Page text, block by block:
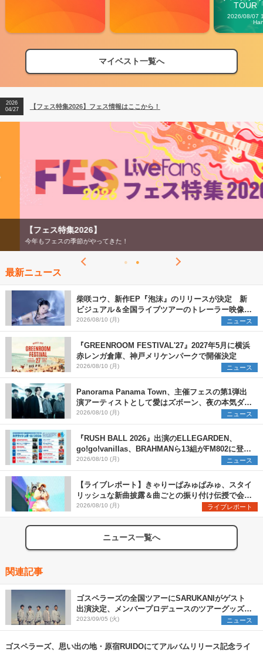
TOUR
2026/08/07
マイベスト一覧へ
【フェス特集2026】フェス情報はここから！
【ライブ動員ランキング】2026年上半期編発表！
2026
04/27
【フェス特集2026】フェス情報はここから！
2026
【ライブ動員ランキング】2026年上半期編発表！
【フェス特集2026】
今年もフェスの季節がやってきた！
最新ニュース
柴咲コウ、新作EP『泡沫』のリリースが決定 新
ビジュアル＆全国ライブツアーのトレーラー映像が
一部解禁【コメントあり】
2026/08/10 (月) ニュース
『GREENROOM FESTIVAL'27』2027年5月に横浜
赤レンガ倉庫、神戸メリケンパークで開催決定
2026/08/10 (月) ニュース
Panorama Panama Town、主催フェスの第1弾出
演アーティストとして愛はズボーン、夜の本気ダン
スらを発表 「plus∈you」のMVも公開に
2026/08/10 (月) ニュース
『RUSH BALL 2026』出演のELLEGARDEN、
go!go!vanillas、BRAHMANら13組がFM802に登
場、他出演アーティストの“渾身の1曲”をセレクト
2026/08/10 (月) ニュース
【ライブレポート】きゃりーぱみゅぱみゅ、スタイ
リッシュな新曲披露＆曲ごとの振り付け伝授で会場
を盛り上げまくる！＜LuckyFes’26＞
2026/08/10 (月) ライブレポート
ニュース一覧へ
関連記事
ゴスペラーズの全国ツアーにSARUKANIがゲスト
出演決定、メンバープロデュースのツアーグッズも
公開
2023/09/05 (火) ニュース
ゴスペラーズ、思い出の地・原宿RUIDOにてアルバムリリース記念ライ